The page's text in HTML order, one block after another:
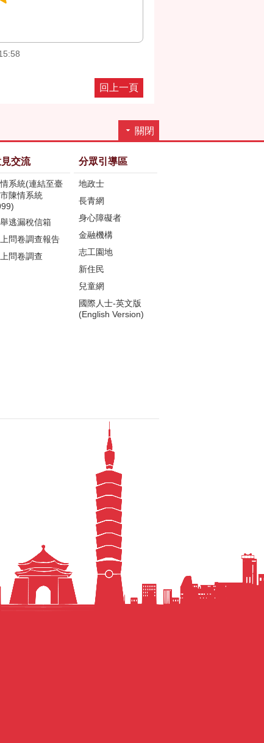
回上一頁
關閉
交流
系統(連結至臺
陳情系統
逃漏稅信箱
問卷調查報告
問卷調查
分眾引導區
地政士
長青網
身心障礙者
金融機構
志工園地
新住民
兒童網
國際人士-英文版
(English Version)